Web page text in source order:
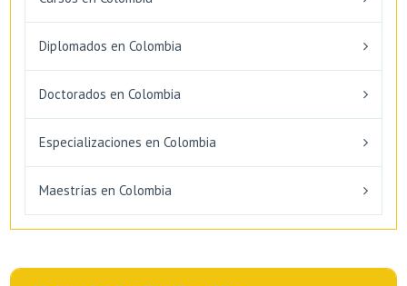
Diplomados en Colombia
Doctorados en Colombia
Especializaciones en Colombia
Maestrías en Colombia